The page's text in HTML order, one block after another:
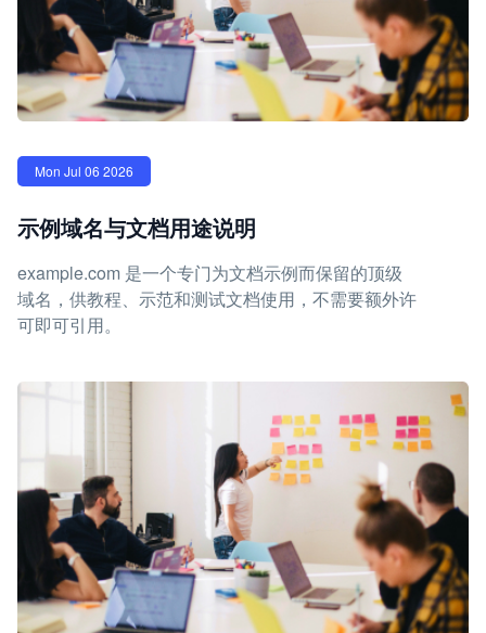
Mon Jul 06 2026
示例域名与文档用途说明
example.com 是一个专门为文档示例而保留的顶级
域名，供教程、示范和测试文档使用，不需要额外许
可即可引用。